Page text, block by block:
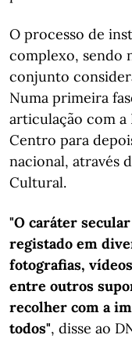
O processo de
complexo, sendo
conjunto
Numa primeira
articulação com
Centro para
nacional, através
Cultural.
"O caráter
registado em
fotografias,
entre outros
recolher com a
todos", disse ao